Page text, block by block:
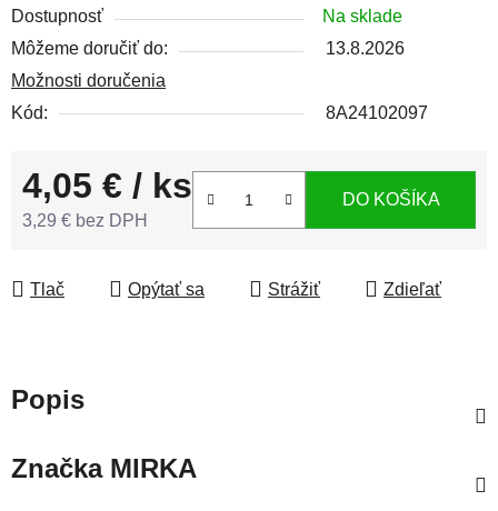
Dostupnosť
Na sklade
Môžeme doručiť do:
13.8.2026
Možnosti doručenia
Kód:
8A24102097
4,05 € / ks
3,29 € bez DPH
DO KOŠÍKA
Tlač Opýtať sa Strážiť Zdieľať
Popis
ZnačkaMIRKA